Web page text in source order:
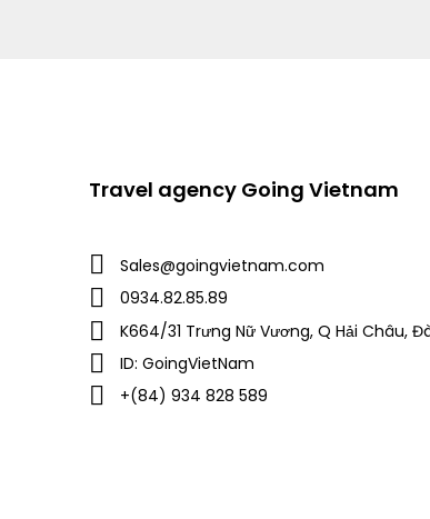
Travel agency Going Vietnam
Sales@goingvietnam.com
0934.82.85.89
K664/31 Trưng Nữ Vương, Q Hải Châu,
ID: GoingVietNam
+(84) 934 828 589